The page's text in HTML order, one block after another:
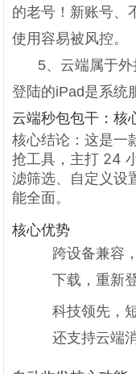
的老号！新账号、
使用容易被风控。
5、云端属于
登陆的iPad是系统
云端秒包包干：核
核心结论：这是一
抢工具，主打 24
滤筛选、自定义设
能全面。
核心优势
跨设备兼容
下载，重新
科技领先，
还支持云端